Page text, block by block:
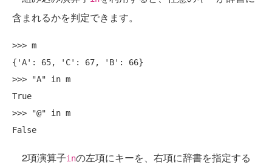
含まれるかを判定できます。
>>> m
{'A': 65, 'C': 67, 'B': 66}
>>> "A" in m
True
>>> "@" in m
2項演算子inの左項にキーを、右項に辞書を指定する